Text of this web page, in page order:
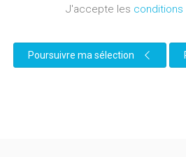
J'accepte les conditions
Poursuivre ma sélection